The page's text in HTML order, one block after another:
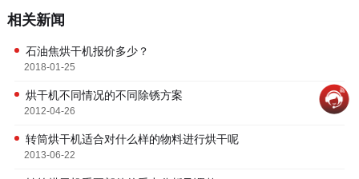
相关新闻
石油焦烘干机报价多少？
2018-01-25
烘干机不同情况的不同除锈方案
2012-04-26
转筒烘干机适合对什么样的物料进行烘干呢
2013-06-22